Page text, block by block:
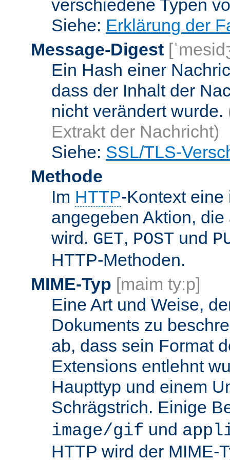
verschiedene Typen
Siehe: Erklärung der
Message-Digest
Ein Hash einer
dass der Inhalt der
nicht verändert wurde.
Extrakt der Nachricht)
Siehe: SSL/TLS-
Methode
Im HTTP-Kontext eine
angegeben Aktion,
wird. GET, POST und
HTTP-Methoden.
MIME-Typ [maim tyːp]
Eine Art und Weise,
Dokuments zu
ab, dass sein Format
Extensions entlehnt
Haupttyp und einem
Schrägstrich. Einige
image/gif und
HTTP wird der MIME-